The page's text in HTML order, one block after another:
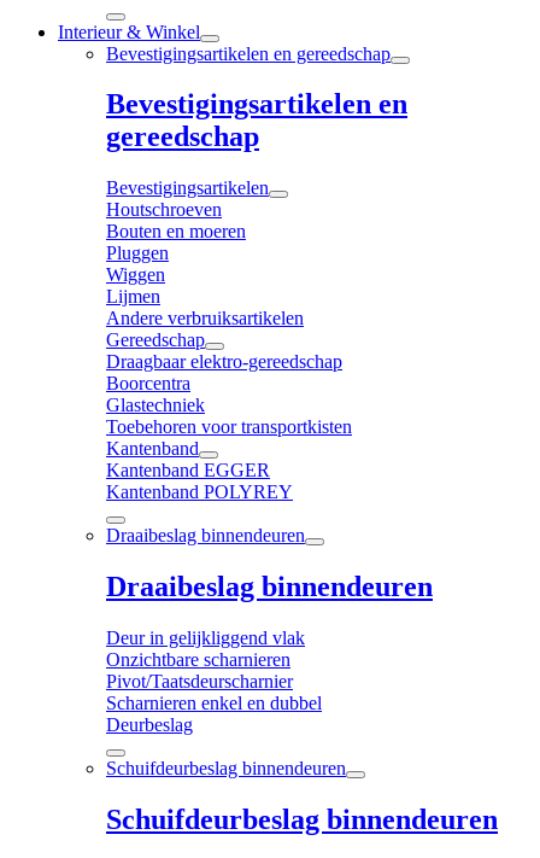
Interieur & Winkel
Bevestigingsartikelen en gereedschap
Bevestigingsartikelen en
gereedschap
Bevestigingsartikelen
Houtschroeven
Bouten en moeren
Pluggen
Wiggen
Lijmen
Andere verbruiksartikelen
Gereedschap
Draagbaar elektro-gereedschap
Boorcentra
Glastechniek
Toebehoren voor transportkisten
Kantenband
Kantenband EGGER
Kantenband POLYREY
Draaibeslag binnendeuren
Draaibeslag binnendeuren
Deur in gelijkliggend vlak
Onzichtbare scharnieren
Pivot/Taatsdeurscharnier
Scharnieren enkel en dubbel
Deurbeslag
Schuifdeurbeslag binnendeuren
Schuifdeurbeslag binnendeuren